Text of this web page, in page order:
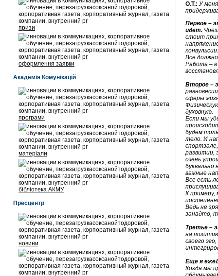
призи
оформлення заявки
Академія Комунікацій
програми
матеріали
бібліотека АКМУ
Пресцентр
новини
О.Т.: У
Первое –
идет.
стоит
конвульсии.
Все
Работа –
Второе –
сферы
духовную.
Если мы
будем
тело. И
развитии,
очень
важные
Все есть
К примеру,
Ведь не
занадто,
Третье –
на
своего
Еще я
Когда мы